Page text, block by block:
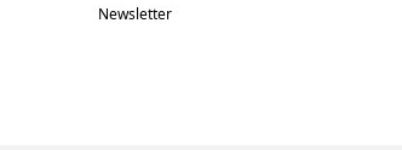
Newsletter